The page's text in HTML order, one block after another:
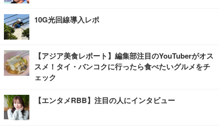
10G光回線導入レポ
【アジア美食レポート】編集部注目のYouTuberがオス
スメ！タイ・バンコクに行ったら食べたいグルメをチ
ェック
【エンタメRBB】注目の人にインタビュー